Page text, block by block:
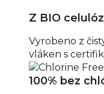
Z BIO
Vyrobeno z
vláken s
100% bez